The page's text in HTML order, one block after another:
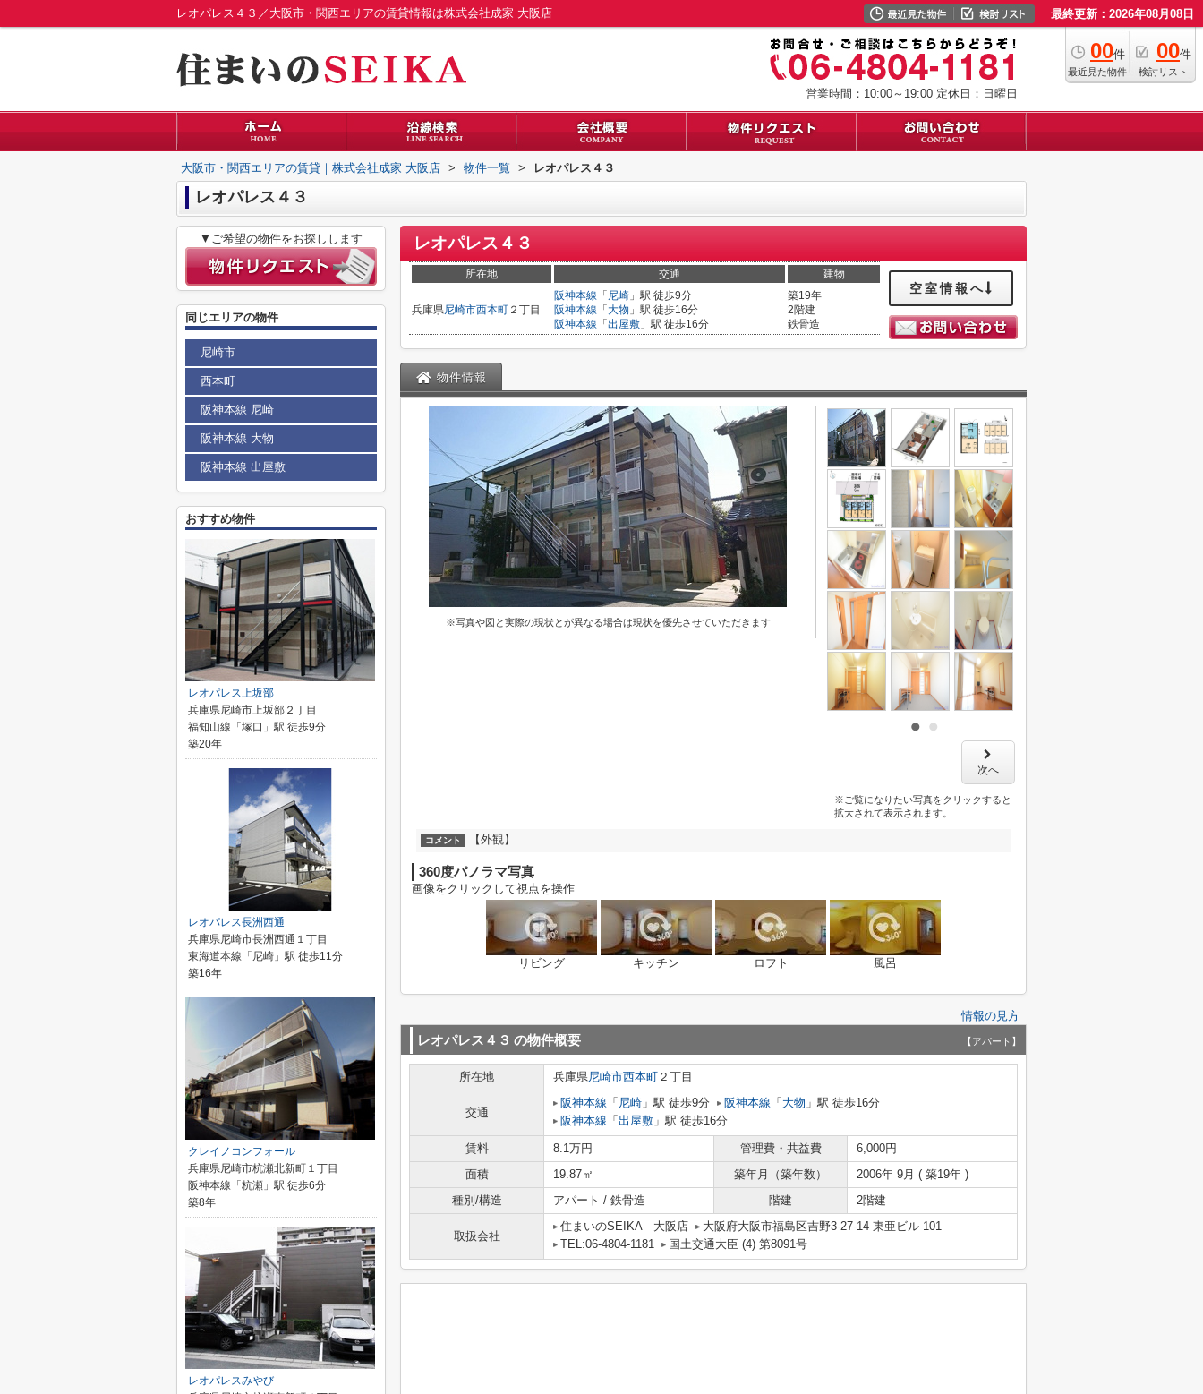
レオパレス４３／大阪市・関西エリアの賃貸情報は株式会社成家 大阪店 最終更新：2026年08月08日
00件
最近見た物件
00件
検討リスト
営業時間：10:00～19:00 定休日：日曜日
大阪市・関西エリアの賃貸｜株式会社成家 大阪店 > 物件一覧 > レオパレス４３
レオパレス４３
レオパレス４３
所在地 交通 建物
兵庫県尼崎市西本町 ２丁目
阪神本線 「 尼崎 」駅 徒歩9分
阪神本線 「 大物 」駅 徒歩16分
阪神本線 「 出屋敷 」駅 徒歩16分
築19年
2階建
鉄骨造
空室情報へ
物件情報
※写真や図と実際の現状とが異なる場合は現状を優先させていただきます
次へ
※ご覧になりたい写真をクリックすると
拡大されて表示されます。
コメント 【外観】
360度パノラマ写真
画像をクリックして視点を操作
リビング キッチン ロフト 風呂
情報の見方
レオパレス４３ の物件概要 【アパート】
所在地 兵庫県尼崎市西本町 ２丁目
交通
阪神本線 「 尼崎 」駅 徒歩9分 阪神本線 「 大物 」駅 徒歩16分
阪神本線 「 出屋敷 」駅 徒歩16分
賃料 8.1万円 管理費・共益費
6,000円
面積
19.87㎡ 築年月（築年数）
2006年 9月 ( 築19年 )
種別/構造
アパート / 鉄骨造 階建 2階建
取扱会社
住まいのSEIKA 大阪店
大阪府大阪市福島区吉野3-27-14 東亜ビル 101
TEL:06-4804-1181
国土交通大臣 (4) 第8091号
▼ご希望の物件をお探しします
同じエリアの物件
尼崎市
西本町
阪神本線 尼崎
阪神本線 大物
阪神本線 出屋敷
おすすめ物件
レオパレス上坂部
兵庫県尼崎市上坂部２丁目
福知山線「塚口」駅 徒歩9分
築20年
レオパレス長洲西通
兵庫県尼崎市長洲西通１丁目
東海道本線「尼崎」駅 徒歩11分
築16年
クレイノコンフォール
兵庫県尼崎市杭瀬北新町１丁目
阪神本線「杭瀬」駅 徒歩6分
築8年
レオパレスみやび